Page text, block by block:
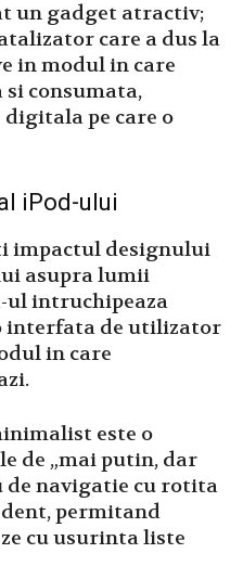
un gadget atractiv;
care a dus la
in modul in care
consumata,
pe care o
iPod-ului
impactul designului
asupra lumii
ul intruchipeaza
interfata de utilizator
in care
este o
de „mai putin, dar
de navigatie cu rotita
permitand
cu usurinta liste